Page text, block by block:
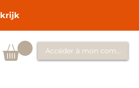
Accéder à mon compte